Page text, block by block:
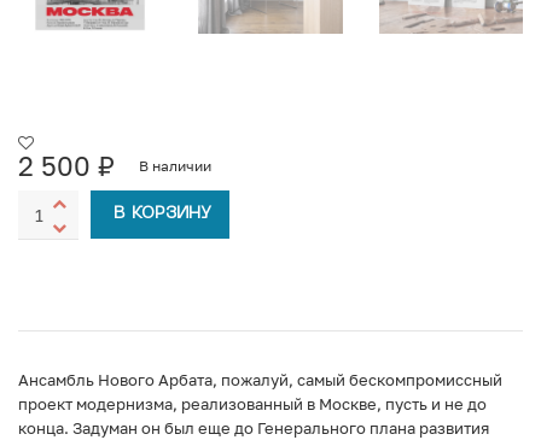
2 500 ₽ В наличии
В КОРЗИНУ
Ансамбль Нового Арбата, пожалуй, самый бескомпромиссный
проект модернизма, реализованный в Москве, пусть и не до
конца. Задуман он был еще до Генерального плана развития